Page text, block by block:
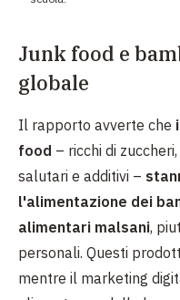
Junk food e
globale
Il rapporto avverte che
food – ricchi di
salutari e additivi –
l'alimentazione dei
alimentari malsani,
personali. Questi
mentre il marketing